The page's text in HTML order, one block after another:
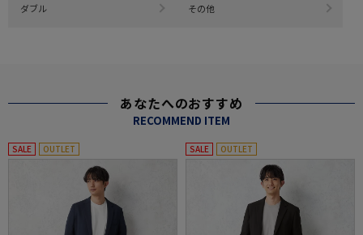
ダブル その他
あなたへのおすすめ
RECOMMEND ITEM
SALE OUTLET SALE OUTLET